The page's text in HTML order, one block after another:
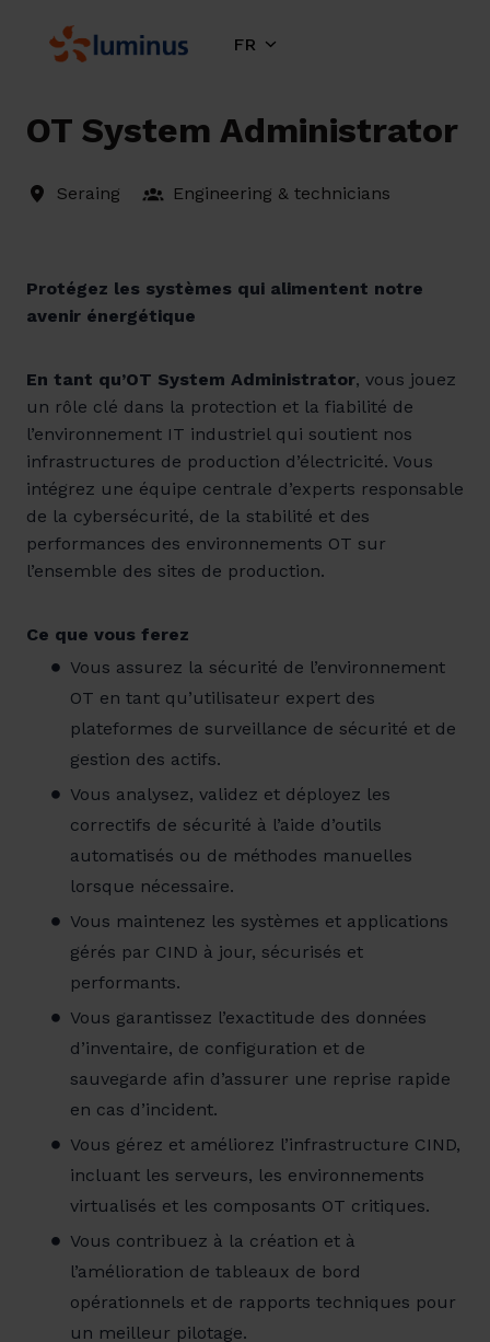
contenu
Page d'accueil FR
OT System Administrator
Seraing Engineering & technicians
Protégez les systèmes qui alimentent notre
avenir énergétique
En tant qu’OT System Administrator, vous jouez
un rôle clé dans la protection et la fiabilité de
l’environnement IT industriel qui soutient nos
infrastructures de production d’électricité. Vous
intégrez une équipe centrale d’experts responsable
de la cybersécurité, de la stabilité et des
performances des environnements OT sur
l’ensemble des sites de production.
Ce que vous ferez
Vous assurez la sécurité de l’environnement
OT en tant qu’utilisateur expert des
plateformes de surveillance de sécurité et de
gestion des actifs.
Vous analysez, validez et déployez les
correctifs de sécurité à l’aide d’outils
automatisés ou de méthodes manuelles
lorsque nécessaire.
Vous maintenez les systèmes et applications
gérés par CIND à jour, sécurisés et
performants.
Vous garantissez l’exactitude des données
d’inventaire, de configuration et de
sauvegarde afin d’assurer une reprise rapide
en cas d’incident.
Vous gérez et améliorez l’infrastructure CIND,
incluant les serveurs, les environnements
virtualisés et les composants OT critiques.
Vous contribuez à la création et à
l’amélioration de tableaux de bord
opérationnels et de rapports techniques pour
un meilleur pilotage.